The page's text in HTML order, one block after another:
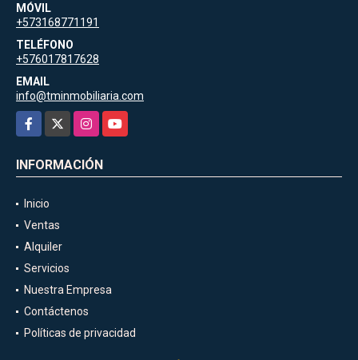
MÓVIL
+573168771191
TELÉFONO
+576017817628
EMAIL
info@tminmobiliaria.com
Facebook
InstagramYouTube
INFORMACIÓN
Inicio
Ventas
Alquiler
Servicios
Nuestra Empresa
Contáctenos
Políticas de privacidad